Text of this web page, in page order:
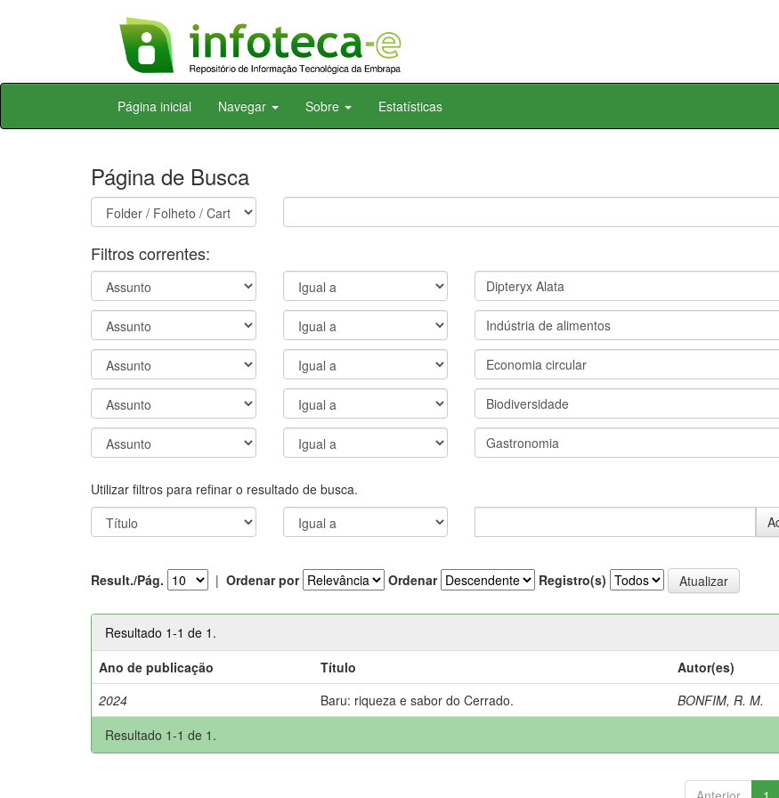
Skip
Página inicial Navegar Sobre Estatísticas
Página de Busca
Filtros correntes:
Utilizar filtros para refinar o resultado de busca.
Result./Pág. | Ordenar por Ordenar Registro(s)
Resultado 1-1 de 1.
Ano de publicação
Título
Autor(es)
2024
Baru: riqueza e sabor do Cerrado.
BONFIM, R. M.
Resultado 1-1 de 1.